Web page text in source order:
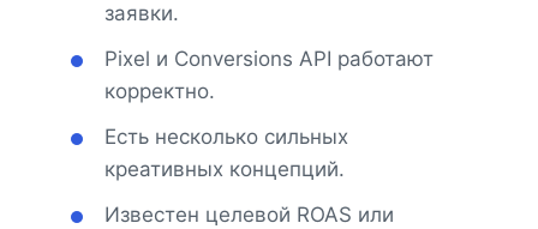
заявки.
Pixel и Conversions API работают
корректно.
Есть несколько сильных
креативных концепций.
Известен целевой ROAS или